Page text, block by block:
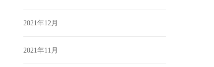
2021年12月
2021年11月